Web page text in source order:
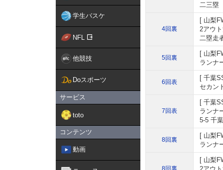
学生バスケ
NFL
他競技
Doスポーツ
サービス
toto
コンテンツ
動画
二三塁
4回裏
山梨
2アウ
二塁走
5回裏
山梨
ランナ
6回表
千葉
セカン
7回表
千葉
ランナ
5-5 千
8回裏
山梨
ランナ
8回裏
山梨